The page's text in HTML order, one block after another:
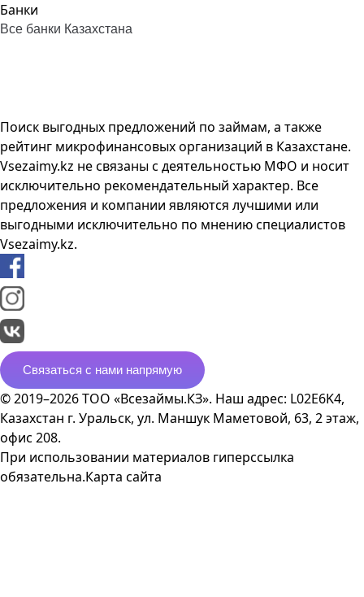
Банки
Все банки Казахстана
Поиск выгодных предложений по займам, а также
рейтинг микрофинансовых организаций в Казахстане.
Vsezaimy.kz не связаны с деятельностью МФО и носит
исключительно рекомендательный характер. Все
предложения и компании являются лучшими или
выгодными исключительно по мнению специалистов
Vsezaimy.kz.
Связаться с нами напрямую
© 2019–2026 ТОО «Всезаймы.КЗ». Наш адрес: L02E6K4,
Казахстан г. Уральск, ул. Маншук Маметовой, 63, 2 этаж,
офис 208.
При использовании материалов гиперссылка
обязательна.Карта сайта